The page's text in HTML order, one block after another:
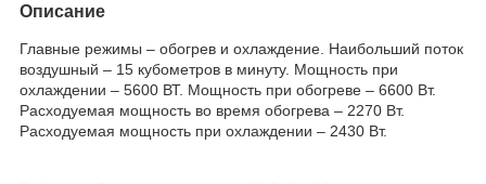
Описание
Главные режимы – обогрев и охлаждение. Наибольший поток
воздушный – 15 кубометров в минуту. Мощность при
охлаждении – 5600 ВТ. Мощность при обогреве – 6600 Вт.
Расходуемая мощность во время обогрева – 2270 Вт.
Расходуемая мощность при охлаждении – 2430 Вт.